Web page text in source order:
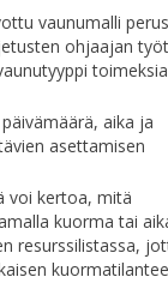
vaunumalli
ohjaajan
aika ja
asettamisen
voi kertoa, mitä
kuorma tai
resurssilistassa,